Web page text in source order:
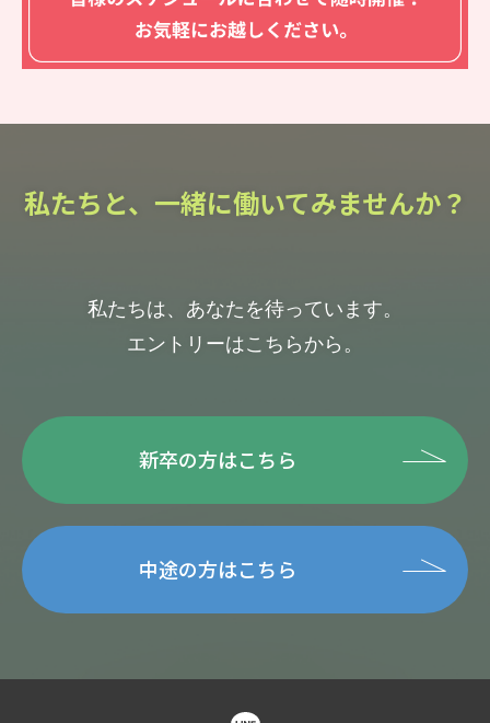
私たちと、一緒に働いてみませんか？
私たちは、あなたを待っています。
エントリーはこちらから。
新卒の方はこちら
中途の方はこちら